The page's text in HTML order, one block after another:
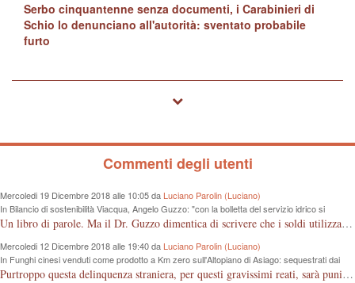
Serbo cinquantenne senza documenti, i Carabinieri di
Schio lo denunciano all'autorità: sventato probabile
furto
Commenti degli utenti
Mercoledi 19 Dicembre 2018 alle 10:05 da Luciano Parolin (Luciano)
In Bilancio di sostenibilità Viacqua, Angelo Guzzo: "con la bolletta del servizio idrico si
proteggono i fiumi dall'inquinamento"
Un libro di parole. Ma il Dr. Guzzo dimentica di scrivere che i soldi utilizzati sono quelli dei cittadini, in questo caso consumatori, che pagano tutto dalla fognatura, alle sedi "ergonomiche", all'IVA. Almeno un grazie ai contribuenti Vicentini!
Mercoledi 12 Dicembre 2018 alle 19:40 da Luciano Parolin (Luciano)
In Funghi cinesi venduti come prodotto a Km zero sull'Altopiano di Asiago: sequestrati dai
Forestali 100 Kg da 8 mila euro
Purtroppo questa delinquenza straniera, per questi gravissimi reati, sarà punita "forse" e solo come frode commerciale. La colpa è nostra che compriamo cineserie, senza sapere leggere un marchio o controllare le etichette, loro, quelli dell'est "Europei" ci sguazzano con i nostri prodotti, vanno e vengono dal confine con la roba nostra, ma nessuno controlla...poverini ! Mala tempora currunt.